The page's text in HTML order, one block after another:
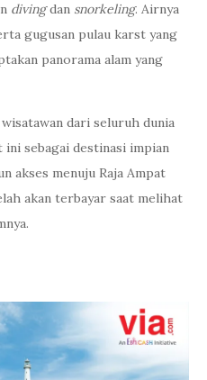
divingdan snorkeling. Airnya
gugusan pulau karst yang
panorama alam yang
dari seluruh dunia
ini sebagai destinasi impian
akses menuju Raja Ampat
akan terbayar saat melihat